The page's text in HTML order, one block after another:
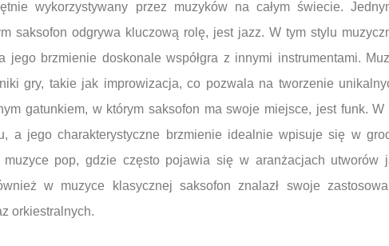
wykorzystywany przez muzyków na całym świecie.
saksofon odgrywa kluczową rolę, jest jazz. W tym stylu
jego brzmienie doskonale współgra z innymi instrumentami.
gry, takie jak improwizacja, co pozwala na tworzenie
gatunkiem, w którym saksofon ma swoje miejsce, jest funk. W
a jego charakterystyczne brzmienie idealnie wpisuje się w
muzyce pop, gdzie często pojawia się w aranżacjach utworów
w muzyce klasycznej saksofon znalazł swoje
orkiestralnych.